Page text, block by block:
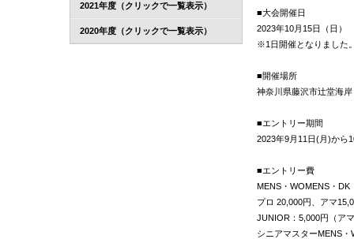
■大会開催日
2023年10月15日（日）
※1日開催となりました
■開催場所
神奈川県藤沢市辻堂海岸
■エントリー期間
2023年9月11日(月)から
■エントリー費
MENS・WOMENS・DK
プロ 20,000円、アマ
JUNIOR：5,000円（ア
シニアマスターMENS
2021年度（クリックで一覧表示）
2020年度（クリックで一覧表示）